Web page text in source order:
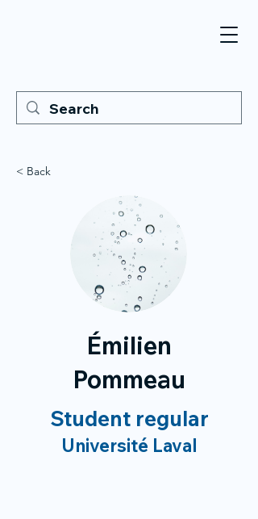
< Back
Émilien
Pommeau
Student regular
Université Laval